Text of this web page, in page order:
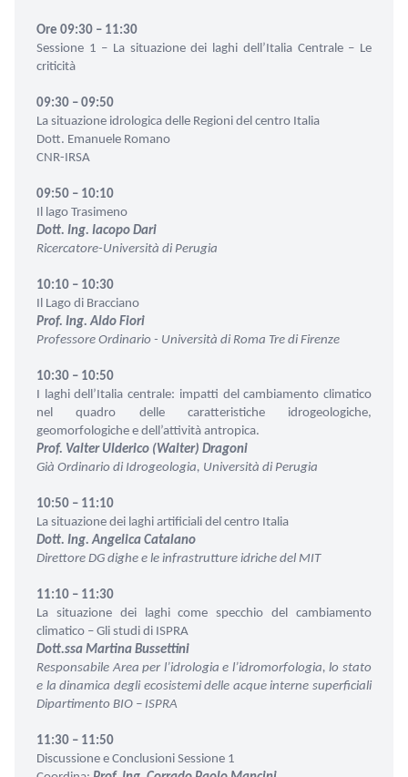
Ore 09:30 – 11:30
Sessione 1 – La situazione dei laghi dell’Italia Centrale – Le
criticità
09:30 – 09:50
La situazione idrologica delle Regioni del centro Italia
Dott. Emanuele Romano
CNR-IRSA
09:50 – 10:10
Il lago Trasimeno
Dott. Ing. Iacopo Dari
Ricercatore-Università di Perugia
10:10 – 10:30
Il Lago di Bracciano
Prof. Ing. Aldo Fiori
Professore Ordinario - Università di Roma Tre di Firenze
10:30 – 10:50
I laghi dell’Italia centrale: impatti del cambiamento climatico
nel quadro delle caratteristiche idrogeologiche,
geomorfologiche e dell’attività antropica.
Prof. Valter Ulderico (Walter) Dragoni
Già Ordinario di Idrogeologia, Università di Perugia
10:50 – 11:10
La situazione dei laghi artificiali del centro Italia
Dott. Ing. Angelica Catalano
Direttore DG dighe e le infrastrutture idriche del MIT
11:10 – 11:30
La situazione dei laghi come specchio del cambiamento
climatico – Gli studi di ISPRA
Dott.ssa Martina Bussettini
Responsabile Area per l’idrologia e l’idromorfologia, lo stato
e la dinamica degli ecosistemi delle acque interne superficiali
Dipartimento BIO – ISPRA
11:30 – 11:50
Discussione e Conclusioni Sessione 1